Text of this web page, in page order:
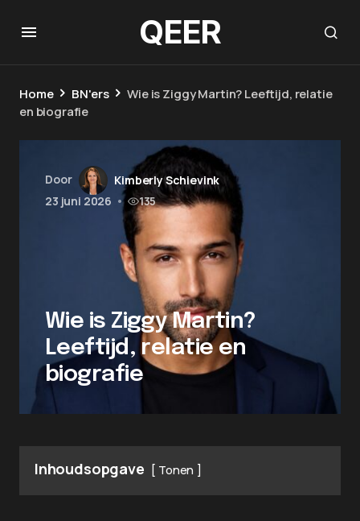
QEER
Home BN'ers
Wie is Ziggy Martin? Leeftijd, relatie
en biografie
Door
Kimberly Schievink
23 juni 2026 • 135
Wie is Ziggy Martin?
Leeftijd, relatie en
biografie
Inhoudsopgave Tonen